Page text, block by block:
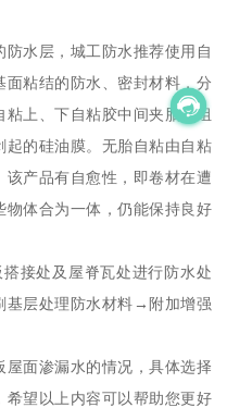
水层，城工防水推荐使用自
粘结的防水、密封材料，分
上、下自粘胶中间夹胎基组
起的硅油膜。无胎自粘由自粘
产品有自愈性，即卷材在遭
体合为一体，仍能保持良好
接处及屋脊瓦处进行防水处
基层处理防水材料→附加增强
屋面渗漏水的情况，具体选择
望以上内容可以帮助您更好